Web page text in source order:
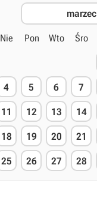
marzec
Nie Pon Wto Śro
4 5 6 7
11 12 13 14
18 19 20 21
25 26 27 28